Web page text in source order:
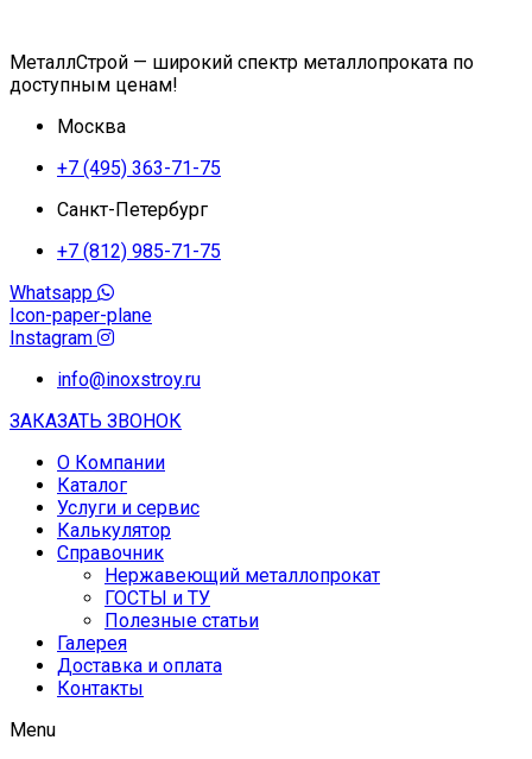
МеталлСтрой — широкий спектр металлопроката по
доступным ценам!
Москва
+7 (495) 363-71-75
Санкт-Петербург
+7 (812) 985-71-75
Whatsapp
Icon-paper-plane
Instagram
info@inoxstroy.ru
ЗАКАЗАТЬ ЗВОНОК
О Компании
Каталог
Услуги и сервис
Калькулятор
Справочник
Нержавеющий металлопрокат
ГОСТЫ и ТУ
Полезные статьи
Галерея
Доставка и оплата
Контакты
Menu